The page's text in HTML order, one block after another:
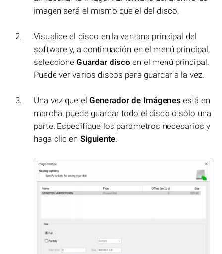
imagen será el mismo que el del disco.
Visualice el disco en la ventana principal del
software y, a continuación en el menú principal,
seleccioneGuardar disco en el menú principal.
Puede ver varios discos para guardar a la vez.
Una vez que el Generador de Imágenes está en
marcha, puede guardar todo el disco o sólo una
parte. Especifique los parámetros necesarios y
haga clic en Siguiente.